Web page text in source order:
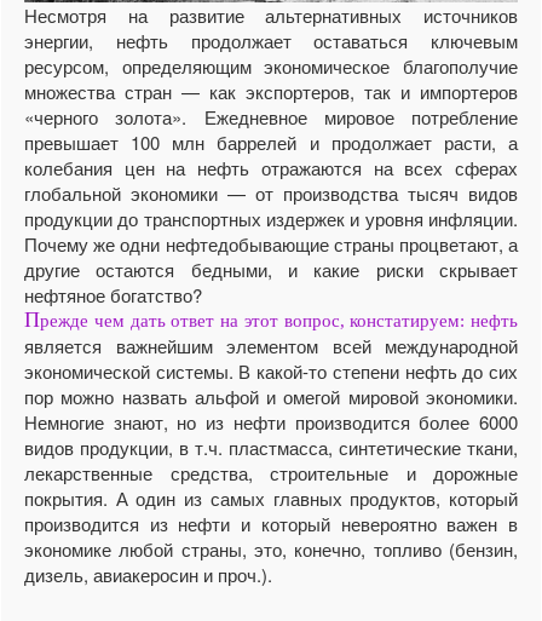
Несмотря на развитие альтернативных источников
энергии, нефть продолжает оставаться ключевым
ресурсом, определяющим экономическое благополучие
множества стран — как экспортеров, так и импортеров
«черного золота». Ежедневное мировое потребление
превышает 100 млн баррелей и продолжает расти, а
колебания цен на нефть отражаются на всех сферах
глобальной экономики — от производства тысяч видов
продукции до транспортных издержек и уровня инфляции.
Почему же одни нефтедобывающие страны процветают, а
другие остаются бедными, и какие риски скрывает
нефтяное богатство?
Прежде чем дать ответ на этот вопрос, констатируем: нефть
является важнейшим элементом всей международной
экономической системы. В какой-то степени нефть до сих
пор можно назвать альфой и омегой мировой экономики.
Немногие знают, но из нефти производится более 6000
видов продукции, в т.ч. пластмасса, синтетические ткани,
лекарственные средства, строительные и дорожные
покрытия. А один из самых главных продуктов, который
производится из нефти и который невероятно важен в
экономике любой страны, это, конечно, топливо (бензин,
дизель, авиакеросин и проч.).